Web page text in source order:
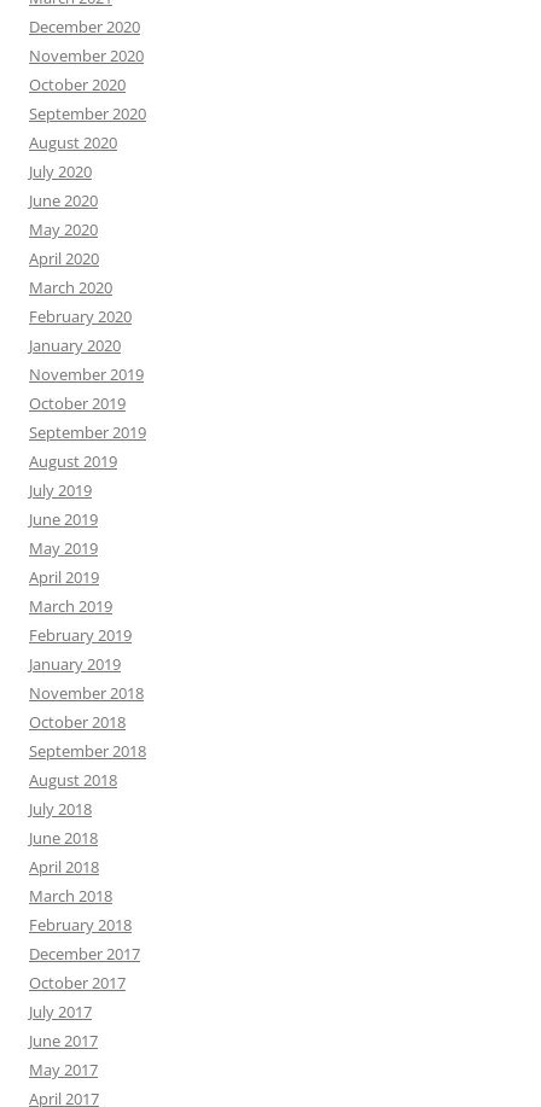
December 2020
November 2020
October 2020
September 2020
August 2020
July 2020
June 2020
May 2020
April 2020
March 2020
February 2020
January 2020
November 2019
October 2019
September 2019
August 2019
July 2019
June 2019
May 2019
April 2019
March 2019
February 2019
January 2019
November 2018
October 2018
September 2018
August 2018
July 2018
June 2018
April 2018
March 2018
February 2018
December 2017
October 2017
July 2017
June 2017
May 2017
April 2017